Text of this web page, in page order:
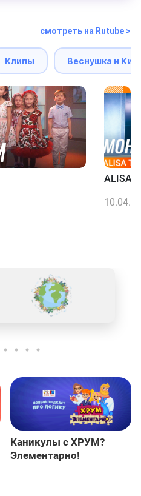
смотреть на Rutube >
Клипы Веснушка и
ALISA
10.04.26
Каникулы с ХРУМ?
Элементарно!